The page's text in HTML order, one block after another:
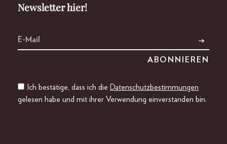
Newsletter hier!
Ich bestätige, dass ich die Datenschutzbestimmungen
gelesen habe und mit ihrer Verwendung einverstanden bin.